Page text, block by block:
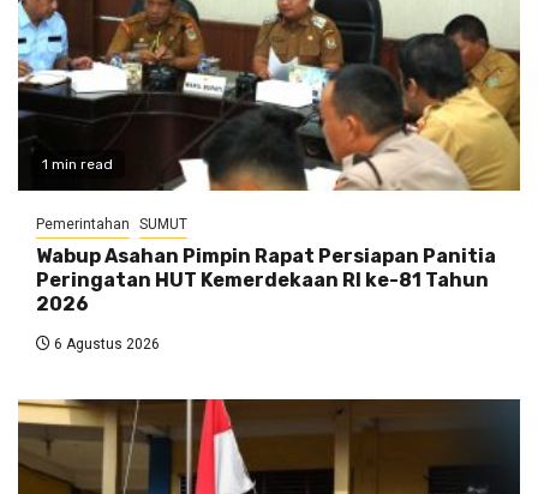
1 min read
Pemerintahan SUMUT
Wabup Asahan Pimpin Rapat Persiapan Panitia
Peringatan HUT Kemerdekaan RI ke-81 Tahun
2026
6 Agustus 2026